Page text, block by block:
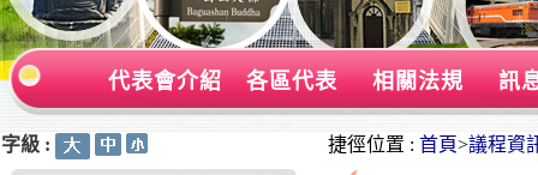
代表會介紹 各區代表 相關法規 訊
字級 : 捷徑位置 : 首頁>議程資